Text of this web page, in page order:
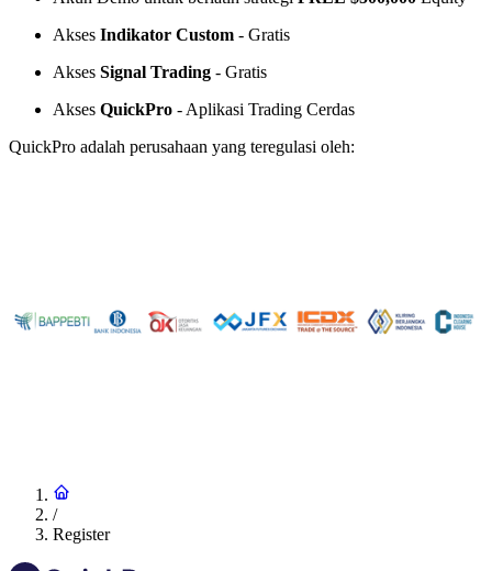
Akses Indikator Custom - Gratis
Akses Signal Trading - Gratis
Akses QuickPro - Aplikasi Trading Cerdas
QuickPro adalah perusahaan yang teregulasi oleh:
/
Register